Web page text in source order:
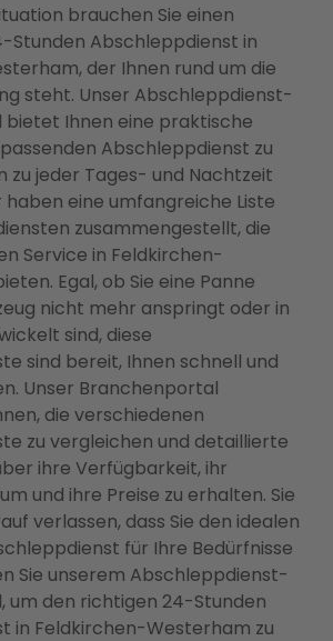
brauchen Sie einen
Stunden Abschleppdienst in
der Ihnen rund um die
steht. Unser Abschleppdienst-
Ihnen eine praktische
Abschleppdienst zu
zu jeder Tages- und Nachtzeit
haben eine umfangreiche Liste
zusammengestellt, die
Service in Feldkirchen-
Egal, ob Sie eine Panne
nicht mehr anspringt oder in
sind, diese
sind bereit, Ihnen schnell und
Unser Branchenportal
die verschiedenen
zu vergleichen und detaillierte
ihre Verfügbarkeit, ihr
und ihre Preise zu erhalten. Sie
verlassen, dass Sie den idealen
für Ihre Bedürfnisse
Sie unserem Abschleppdienst-
um den richtigen 24-Stunden
in Feldkirchen-Westerham zu